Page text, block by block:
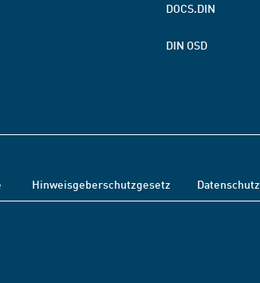
DOCS.DIN
DIN OSD
Hinweisgeberschutzgesetz Datenschutz